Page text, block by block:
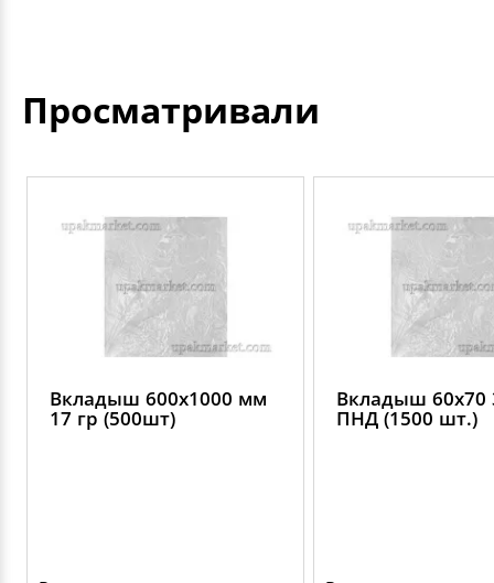
Просматривали
Вкладыш 600х1000 мм
17 гр (500шт)
Вкладыш 60х70
ПНД (1500 шт.)